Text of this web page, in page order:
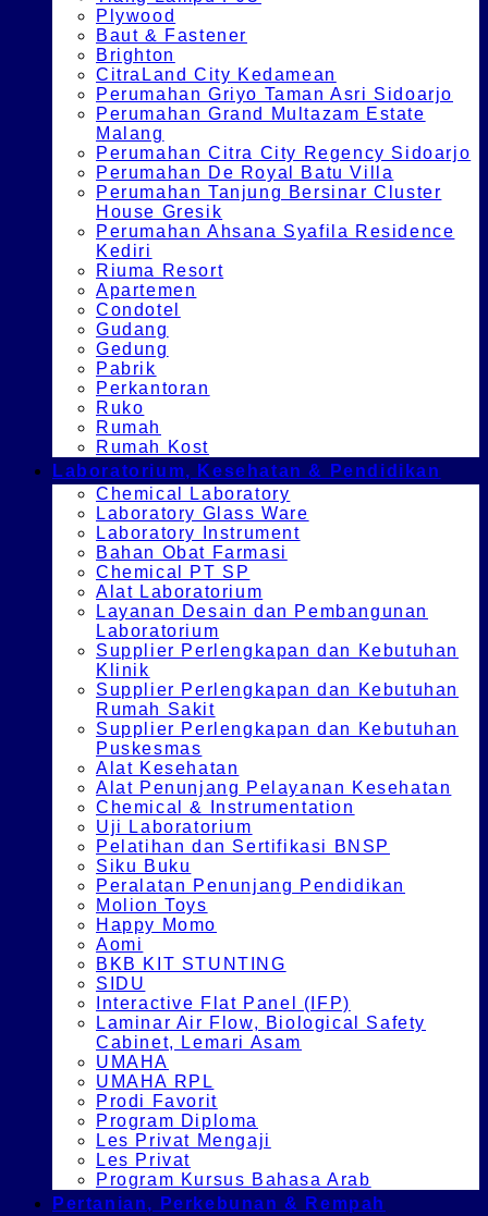
Plywood
Baut & Fastener
Brighton
CitraLand City Kedamean
Perumahan Griyo Taman Asri Sidoarjo
Perumahan Grand Multazam Estate
Malang
Perumahan Citra City Regency Sidoarjo
Perumahan De Royal Batu Villa
Perumahan Tanjung Bersinar Cluster
House Gresik
Perumahan Ahsana Syafila Residence
Kediri
Riuma Resort
Apartemen
Condotel
Gudang
Gedung
Pabrik
Perkantoran
Ruko
Rumah
Rumah Kost
Laboratorium, Kesehatan & Pendidikan
Chemical Laboratory
Laboratory Glass Ware
Laboratory Instrument
Bahan Obat Farmasi
Chemical PT SP
Alat Laboratorium
Layanan Desain dan Pembangunan
Laboratorium
Supplier Perlengkapan dan Kebutuhan
Klinik
Supplier Perlengkapan dan Kebutuhan
Rumah Sakit
Supplier Perlengkapan dan Kebutuhan
Puskesmas
Alat Kesehatan
Alat Penunjang Pelayanan Kesehatan
Chemical & Instrumentation
Uji Laboratorium
Pelatihan dan Sertifikasi BNSP
Siku Buku
Peralatan Penunjang Pendidikan
Molion Toys
Happy Momo
Aomi
BKB KIT STUNTING
SIDU
Interactive Flat Panel (IFP)
Laminar Air Flow, Biological Safety
Cabinet, Lemari Asam
UMAHA
UMAHA RPL
Prodi Favorit
Program Diploma
Les Privat Mengaji
Les Privat
Program Kursus Bahasa Arab
Pertanian, Perkebunan & Rempah